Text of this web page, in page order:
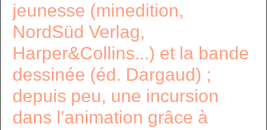
jeunesse (minedition,
NordSüd Verlag,
Harper&Collins...) et la bande
dessinée (éd. Dargaud) ;
depuis peu, une incursion
dans l'animation grâce à